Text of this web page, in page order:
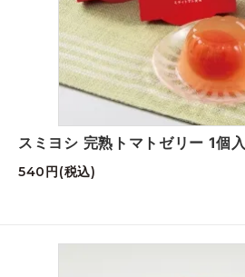
スミヨシ 完熟トマトゼリー 1個入
540円(税込)